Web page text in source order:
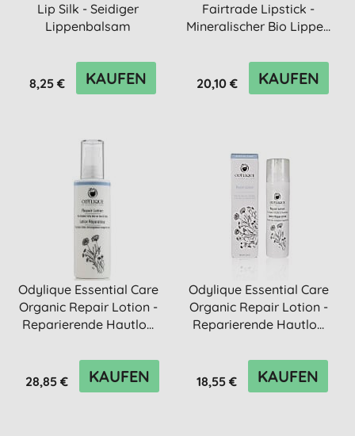
Lip Silk - Seidiger
Lippenbalsam
8,25 € KAUFEN
Fairtrade Lipstick -
Mineralischer Bio Lippe...
20,10 € KAUFEN
Odylique Essential Care
Organic Repair Lotion -
Reparierende Hautlo...
28,85 € KAUFEN
Odylique Essential Care
Organic Repair Lotion -
Reparierende Hautlo...
18,55 € KAUFEN